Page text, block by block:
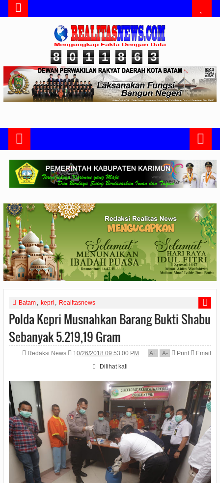
8 0 1 1 8 6 3
Batam kepri Realitasnews
Polda Kepri Musnahkan Barang Bukti Shabu
Sebanyak 5.219,19 Gram
Redaksi News 10/26/2018 09:53:00 PM A+ A- Print
Email
Dilihat kali